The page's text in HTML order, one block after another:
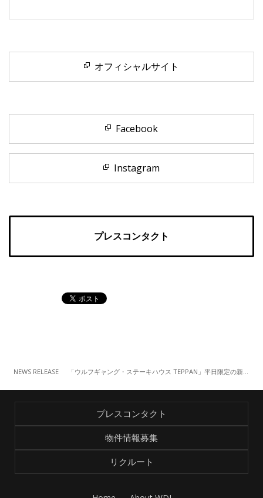
オフィシャルサイト
Facebook
Instagram
プレスコンタクト
NEWS RELEASE
プレスコンタクト
物件情報募集
リクルート